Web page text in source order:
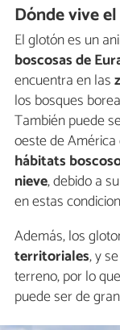
Dónde vive
El glotón es un
boscosas de
encuentra en las
los bosques
También puede
oeste de
hábitats
nieve, debido a
en estas
Además, los
territoriales, y
terreno, por lo
puede ser de